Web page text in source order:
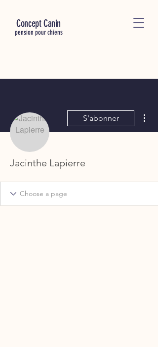
Concept Canin
pension pour chiens
S'abonner
Jacinthe Lapierre